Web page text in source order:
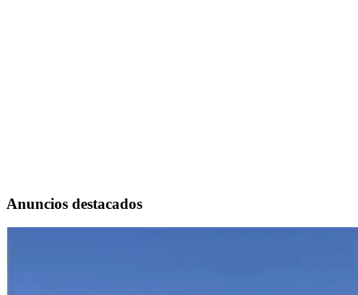
Anuncios destacados